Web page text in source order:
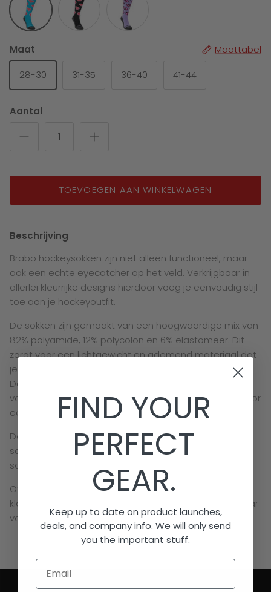
Maat
Maattabel
28-30 31-35 36-40 41-44
Aantal
TOEVOEGEN AAN WINKELWAGEN
Beschrijving
Brabo hockeysokken zijn niet alleen functioneel, maar
ook een echte eyecatcher op het veld. Verkrijgbaar in
allerlei kleurrijke designs hierdoor voeg je eenvoudig stijl
toe aan je hockeyoutfit.
De sokken zijn gemaakt van een hoogwaardige mix van
82% polyamide, 12% polycolon en 6% elastomeer. Dit
zorgt voor een lichtgewicht en ademend materiaal dat
je voeten fris houdt, ook tijdens intensieve trainingen.
Dankzij de vochtregulerende eigenschappen blijven je
voeten droog, terwijl het elastische materiaal zorgt voor
een comfortabele pasvorm.
De bovenkant van de sok is omvouwbaar, zodat je je
scheenbeschermers stevig op hun plek houdt en je
sokken altijd perfect aansluiten.
Of je nu kiest voor een opvallend design of een
klassieke kleur: met de Brabo hockeysokken ben je klaar
voor elke training.
FIND YOUR
PERFECT
GEAR.
Keep up to date on product launches,
deals, and company info. We will only send
you the important stuff.
Email